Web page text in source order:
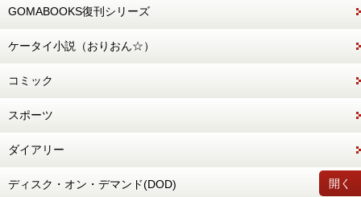
GOMABOOKS復刊シリーズ
ケータイ小説（おりおん☆）
コミック
スポーツ
ダイアリー
開く
ディスク・オン・デマンド(DOD)